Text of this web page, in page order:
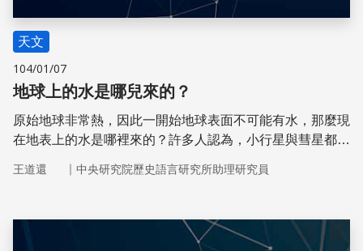
天文
104/01/07
地球上的水是哪兒來的？
原始地球非常熱，因此一開始地球表面不可能有水，那麼現
在地表上的水是哪裡來的？許多人認為，小行星與彗星都為
王道還 ｜ 中央研究院歷史語言研究所助理研究員
儲存